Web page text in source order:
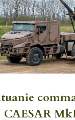
CAESAR